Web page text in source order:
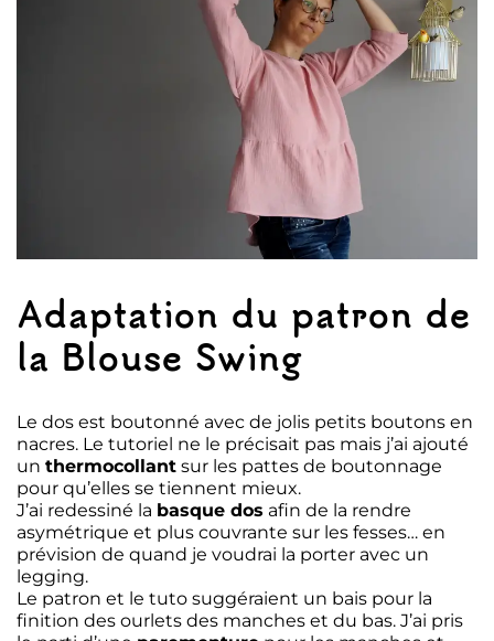
Adaptation du patron de
la Blouse Swing
Le dos est boutonné avec de jolis petits boutons en
nacres. Le tutoriel ne le précisait pas mais j’ai ajouté
un thermocollant sur les pattes de boutonnage
pour qu’elles se tiennent mieux.
J’ai redessiné la basque dos afin de la rendre
asymétrique et plus couvrante sur les fesses… en
prévision de quand je voudrai la porter avec un
legging.
Le patron et le tuto suggéraient un bais pour la
finition des ourlets des manches et du bas. J’ai pris